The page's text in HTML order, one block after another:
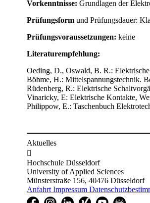
Vorkenntnisse: Grundlagen der
Prüfungsform und Prüfungsdauer:
Prüfungsvoraussetzungen: keine
Literaturempfehlung:
Oeding, D., Oswald, B. R.:
Böhme, H.: Mittelspannungstechnik.
Rüdenberg, R.: Elektrische
Vinaricky, E: Elektrische Kontakte,
Philippow, E.: Taschenbuch
Aktuelles

Hochschule Düsseldorf
University of Applied Sciences
Münsterstraße 156, 40476 Düsseldorf
Anfahrt Impressum